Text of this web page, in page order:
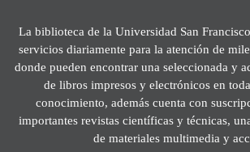
La biblioteca de la Universidad San
servicios diariamente para la atención de
donde pueden encontrar una seleccionada y
de libros impresos y electrónicos en
conocimiento, además cuenta con
importantes revistas científicas y técnicas,
de materiales multimedia y